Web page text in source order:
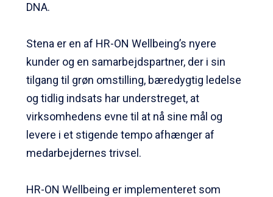
DNA.
Stena er en af HR-ON Wellbeing’s nyere
kunder og en samarbejdspartner, der i sin
tilgang til grøn omstilling, bæredygtig ledelse
og tidlig indsats har understreget, at
virksomhedens evne til at nå sine mål og
levere i et stigende tempo afhænger af
medarbejdernes trivsel.
HR-ON Wellbeing er implementeret som